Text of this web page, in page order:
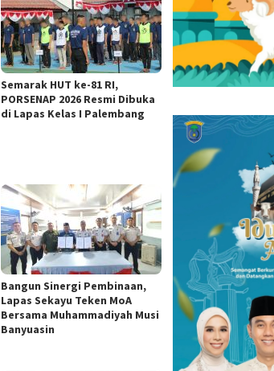
Semarak HUT ke-81 RI,
PORSENAP 2026 Resmi Dibuka
di Lapas Kelas I Palembang
Bangun Sinergi Pembinaan,
Lapas Sekayu Teken MoA
Bersama Muhammadiyah Musi
Banyuasin